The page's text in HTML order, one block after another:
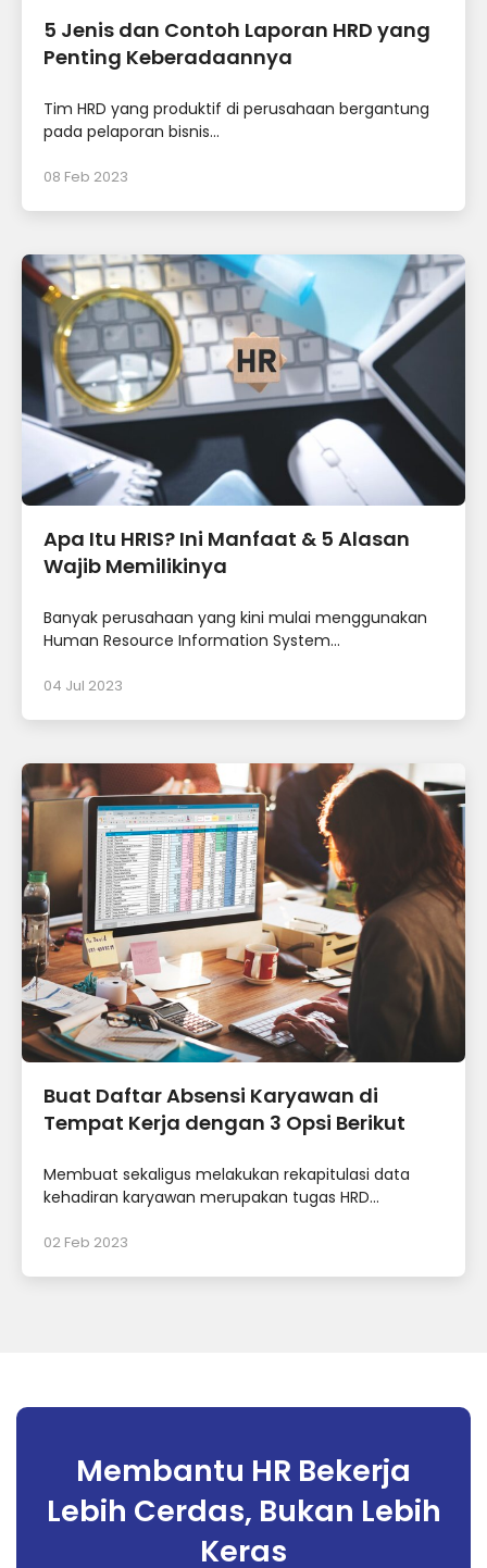
5 Jenis dan Contoh Laporan HRD yang
Penting Keberadaannya
Tim HRD yang produktif di perusahaan bergantung
pada pelaporan bisnis...
08 Feb 2023
Apa Itu HRIS? Ini Manfaat & 5 Alasan
Wajib Memilikinya
Banyak perusahaan yang kini mulai menggunakan
Human Resource Information System...
04 Jul 2023
Buat Daftar Absensi Karyawan di
Tempat Kerja dengan 3 Opsi Berikut
Membuat sekaligus melakukan rekapitulasi data
kehadiran karyawan merupakan tugas HRD...
02 Feb 2023
Membantu HR Bekerja
Lebih Cerdas, Bukan Lebih
Keras